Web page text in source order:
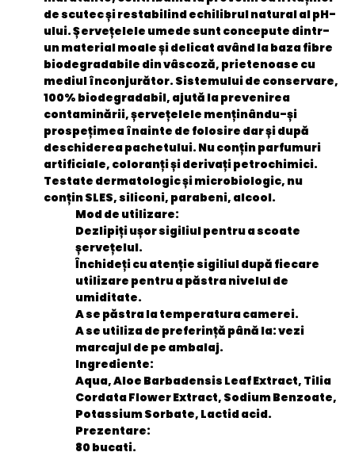
de scutec și restabilind echilibrul natural al pH-
ului. Șervețelele umede sunt concepute dintr-
un material moale și delicat având la baza fibre
biodegradabile din vâscoză, prietenoase cu
mediul înconjurător. Sistemului de conservare,
100% biodegradabil, ajută la prevenirea
contaminării, șervețelele menținându-și
prospețimea înainte de folosire dar și după
deschiderea pachetului. Nu conțin parfumuri
artificiale, coloranți și derivați petrochimici.
Testate dermatologic și microbiologic, nu
conțin SLES, siliconi, parabeni, alcool.
Mod de utilizare:
Dezlipiți ușor sigiliul pentru a scoate
șervețelul.
Închideți cu atenție sigiliul după fiecare
utilizare pentru a păstra nivelul de
umiditate.
A se păstra la temperatura camerei.
A se utiliza de preferință până la: vezi
marcajul de pe ambalaj.
Ingrediente:
Aqua, Aloe Barbadensis Leaf Extract, Tilia
Cordata Flower Extract, Sodium Benzoate,
Potassium Sorbate, Lactid acid.
Prezentare:
80 bucati.